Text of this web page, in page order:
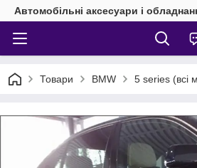
Автомобільні аксесуари і
Товари BMW 5 series (всі